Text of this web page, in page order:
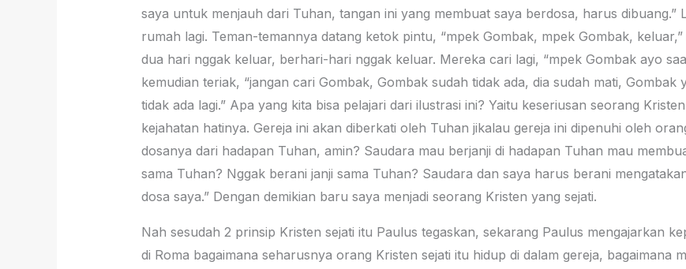
saya untuk menjauh dari Tuhan, tangan ini yang membuat saya berdosa, harus dibuang.”
rumah lagi. Teman-temannya datang ketok pintu, “mpek Gombak, mpek Gombak,
dua hari nggak keluar, berhari-hari nggak keluar. Mereka cari lagi, “mpek Gombak ayo
kemudian teriak, “jangan cari Gombak, Gombak sudah tidak ada, dia sudah mati, Gombak
tidak ada lagi.” Apa yang kita bisa pelajari dari ilustrasi ini? Yaitu keseriusan seorang
kejahatan hatinya. Gereja ini akan diberkati oleh Tuhan jikalau gereja ini dipenuhi oleh
dosanya dari hadapan Tuhan, amin? Saudara mau berjanji di hadapan Tuhan mau
sama Tuhan? Nggak berani janji sama Tuhan? Saudara dan saya harus berani
dosa saya.” Dengan demikian baru saya menjadi seorang Kristen yang sejati.
Nah sesudah 2 prinsip Kristen sejati itu Paulus tegaskan, sekarang Paulus mengajarkan
di Roma bagaimana seharusnya orang Kristen sejati itu hidup di dalam gereja, bagaimana